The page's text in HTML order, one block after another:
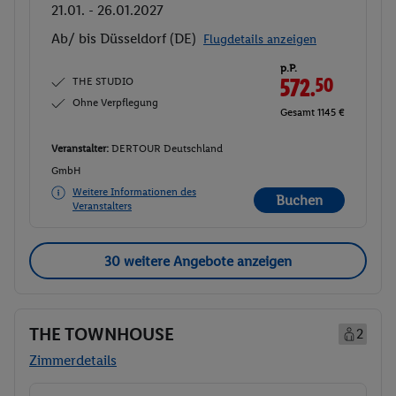
21.01. - 26.01.2027
Ab/ bis Düsseldorf (DE) Flugdetails anzeigen
THE STUDIO
Ohne Verpflegung
p.P.
572.50
Gesamt 1145 €
Veranstalter: DERTOUR Deutschland
GmbH
Weitere Informationen des
Veranstalters
Buchen
30 weitere Angebote anzeigen
THE TOWNHOUSE
2
Zimmerdetails